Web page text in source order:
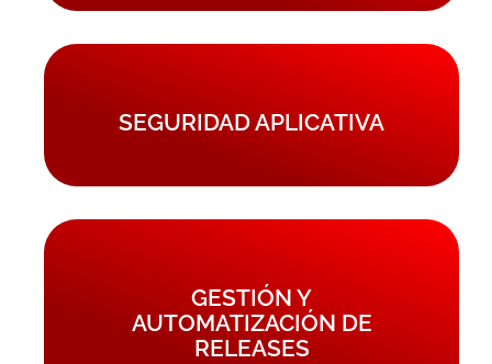
SEGURIDAD APLICATIVA
GESTIÓN Y
AUTOMATIZACIÓN DE
RELEASES